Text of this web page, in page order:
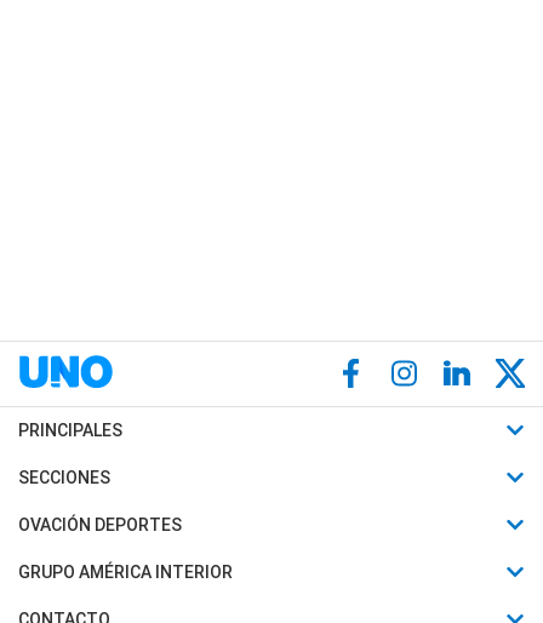
PRINCIPALES
Últimas Noticias
Política
SECCIONES
Horóscopo
Motores
OVACIÓN DEPORTES
Fútbol
Mundial
GRUPO AMÉRICA INTERIOR
Canal 7 en Vivo